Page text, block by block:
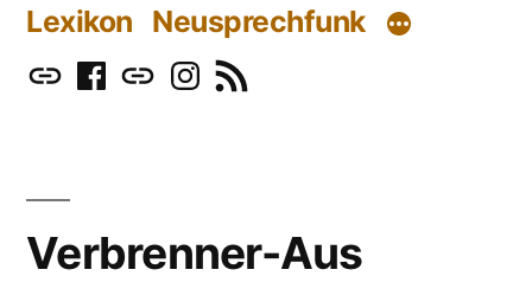
Lexikon Neusprechfunk
MastodonFacebook
BlueskyInstagram
RSS
Verbrenner-Aus